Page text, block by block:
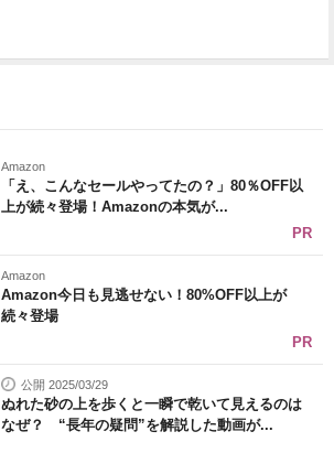
Amazon
「え、こんなセールやってたの？」80％OFF以
上が続々登場！Amazonの本気が...
PR
Amazon
Amazon今日も見逃せない！80%OFF以上が
続々登場
PR
公開 2025/03/29
ぬれた砂の上を歩くと一瞬で乾いて見えるのは
なぜ？ “長年の疑問”を解説した動画が...